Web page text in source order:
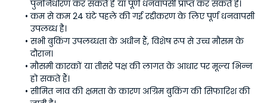
पुनर्निर्धारण कर सकते हैं या पूर्ण धनवापसी प्राप्त कर सकते हैं।
कम से कम 24 घंटे पहले की गई रद्दीकरण के लिए पूर्ण धनवापसी
उपलब्ध है।
सभी बुकिंग उपलब्धता के अधीन हैं, विशेष रूप से उच्च मौसम के
दौरान।
मौसमी कारकों या तीसरे पक्ष की लागत के आधार पर मूल्य भिन्न
हो सकते हैं।
सीमित नाव की क्षमता के कारण अग्रिम बुकिंग की सिफारिश की